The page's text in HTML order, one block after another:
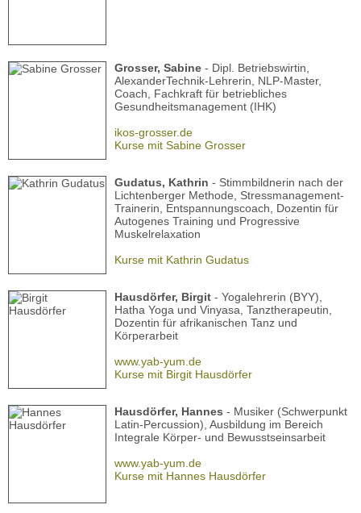
Grosser, Sabine - Dipl. Betriebswirtin,
AlexanderTechnik-Lehrerin, NLP-Master,
Coach, Fachkraft für betriebliches
Gesundheitsmanagement (IHK)
ikos-grosser.de
Kurse mit Sabine Grosser
Gudatus, Kathrin - Stimmbildnerin nach der
Lichtenberger Methode, Stressmanagement-
Trainerin, Entspannungscoach, Dozentin für
Autogenes Training und Progressive
Muskelrelaxation
Kurse mit Kathrin Gudatus
Hausdörfer, Birgit - Yogalehrerin (BYY),
Hatha Yoga und Vinyasa, Tanztherapeutin,
Dozentin für afrikanischen Tanz und
Körperarbeit
www.yab-yum.de
Kurse mit Birgit Hausdörfer
Hausdörfer, Hannes - Musiker (Schwerpunkt
Latin-Percussion), Ausbildung im Bereich
Integrale Körper- und Bewusstseinsarbeit
www.yab-yum.de
Kurse mit Hannes Hausdörfer